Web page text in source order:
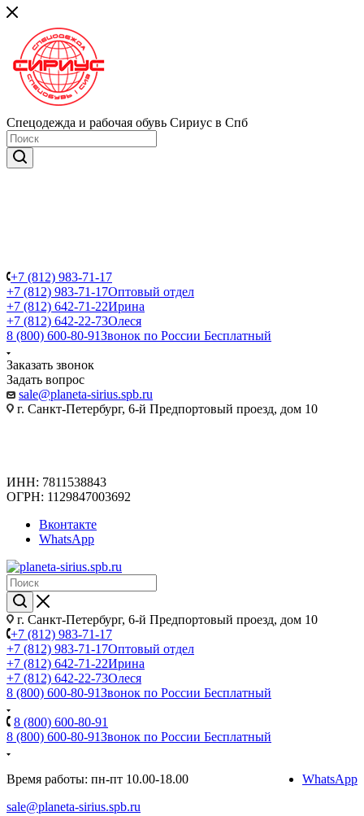
Спецодежда и рабочая обувь Сириус в Спб
+7 (812) 983-71-17
+7 (812) 983-71-17Оптовый отдел
+7 (812) 642-71-22Ирина
+7 (812) 642-22-73Олеся
8 (800) 600-80-91Звонок по России Бесплатный
Заказать звонок
Задать вопрос
sale@planeta-sirius.spb.ru
г. Санкт-Петербург, 6-й Предпортовый проезд, дом 10
ИНН: 7811538843
ОГРН: 1129847003692
Вконтакте
WhatsApp
г. Санкт-Петербург, 6-й Предпортовый проезд, дом 10
+7 (812) 983-71-17
+7 (812) 983-71-17Оптовый отдел
+7 (812) 642-71-22Ирина
+7 (812) 642-22-73Олеся
8 (800) 600-80-91Звонок по России Бесплатный
8 (800) 600-80-91
8 (800) 600-80-91Звонок по России Бесплатный
Время работы: пн-пт 10.00-18.00
sale@planeta-sirius.spb.ru
WhatsApp